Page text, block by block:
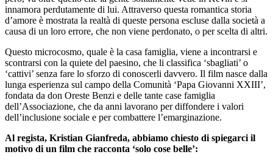
innamora perdutamente di lui. Attraverso questa romantica storia
d’amore è mostrata la realtà di queste persona escluse dalla società a
causa di un loro errore, che non viene perdonato, o per scelta di altri.
Questo microcosmo, quale è la casa famiglia, viene a incontrarsi e
scontrarsi con la quiete del paesino, che li classifica ‘sbagliati’ o
‘cattivi’ senza fare lo sforzo di conoscerli davvero. Il film nasce dalla
lunga esperienza sul campo della Comunità ‘Papa Giovanni XXIII’,
fondata da don Oreste Benzi e delle tante case famiglia
dell’Associazione, che da anni lavorano per diffondere i valori
dell’inclusione sociale e per combattere l’emarginazione.
Al regista, Kristian Gianfreda, abbiamo chiesto di spiegarci il
motivo di un film che racconta ‘solo cose belle’: